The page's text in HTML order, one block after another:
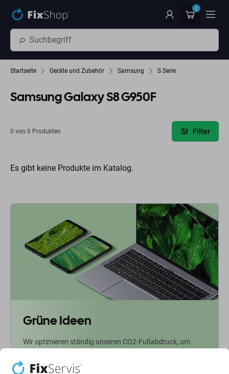
0
Startseite Geräte und Zubehör Samsung S Serie
Samsung Galaxy S8 G950F
0 von 0 Produkten Filter
Es gibt keine Produkte im Katalog.
Grüne Ideen
Wir optimieren ständig unseren CO2-Fußabdruck, um
wie wir unsere Prozesse anpassen, um unseren